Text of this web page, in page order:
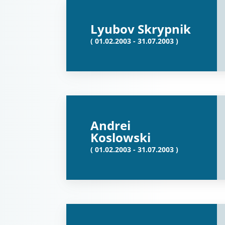
Lyubov Skrypnik
( 01.02.2003 - 31.07.2003 )
Andrei
Koslowski
( 01.02.2003 - 31.07.2003 )